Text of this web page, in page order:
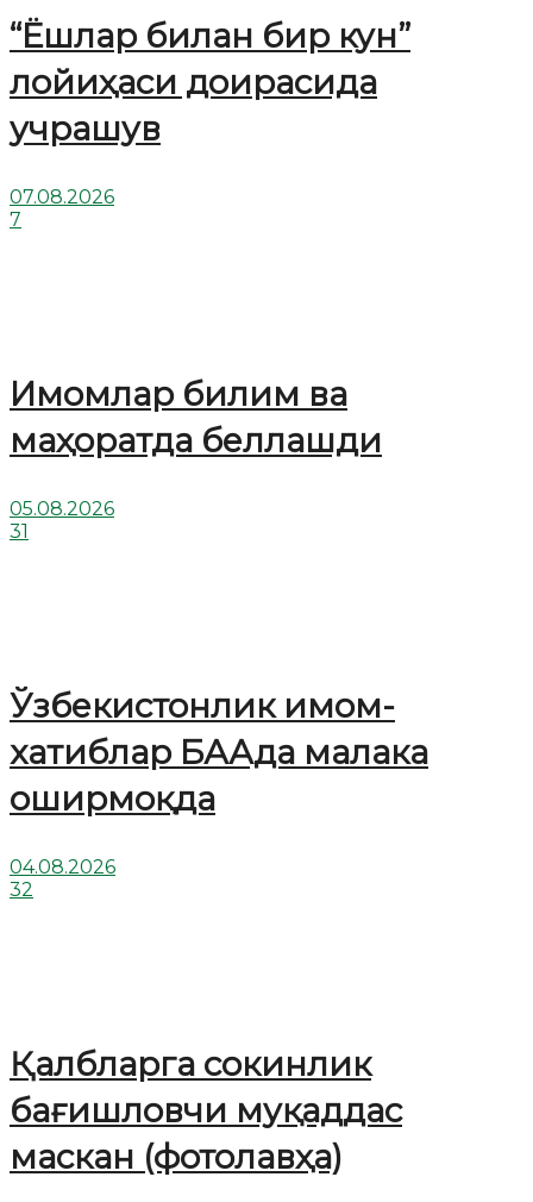
“Ёшлар билан бир кун”
лойиҳаси доирасида
учрашув
07.08.2026
7
Имомлар билим ва
маҳоратда беллашди
05.08.2026
31
Ўзбекистонлик имом-
хатиблар БААда малака
оширмоқда
04.08.2026
32
Қалбларга сокинлик
бағишловчи муқаддас
маскан (фотолавҳа)